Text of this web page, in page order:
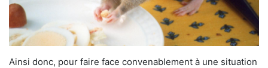
Ainsi donc, pour faire face convenablement à une situation